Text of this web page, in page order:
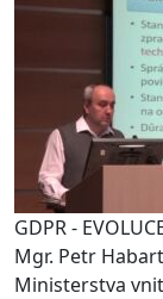
GDPR -
Mgr. Petr
Ministerstva